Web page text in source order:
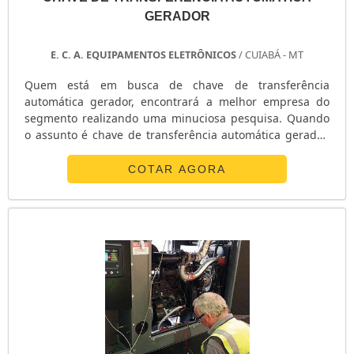
GERADOR
E. C. A. EQUIPAMENTOS ELETRÔNICOS/ CUIABÁ - MT
Quem está em busca de chave de transferência
automática gerador, encontrará a melhor empresa do
segmento realizando uma minuciosa pesquisa. Quando
o assunto é chave de transferência automática gerador,
Eletrônicos o cliente atingirá precisão com soluções para
sistemas críticos de energia.DIFERENCIAIS DE CHAVE DE
TRANSFERÊNCIA AUTOMÁTICA GERADORA E. C. A.
realizadas as atividades e matéria-prima de excelente
qualidade, tudo para se certificar que se tenha chave de
transferência automática gerador com ótima
qualidade.Há muitas maneiras eficientes de uma
empresa demonstrar competência, excelência e
destaque em sua área de atuação. A E. C. A.
Equipamentos Eletrônicos se mostra referência por ter:
COTAR AGORA